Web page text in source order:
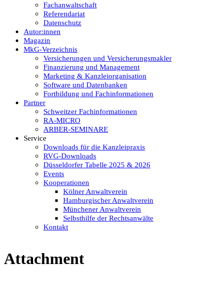
Fachanwaltschaft
Referendariat
Datenschutz
Autor:innen
Magazin
MkG-Verzeichnis
Versicherungen und Versicherungsmakler
Finanzierung und Management
Marketing & Kanzleiorganisation
Software und Datenbanken
Fortbildung und Fachinformationen
Partner
Schweitzer Fachinformationen
RA-MICRO
ARBER-SEMINARE
Service
Downloads für die Kanzleipraxis
RVG-Downloads
Düsseldorfer Tabelle 2025 & 2026
Events
Kooperationen
Kölner Anwaltverein
Hamburgischer Anwaltverein
Münchener Anwaltverein
Selbsthilfe der Rechtsanwälte
Kontakt
Attachment